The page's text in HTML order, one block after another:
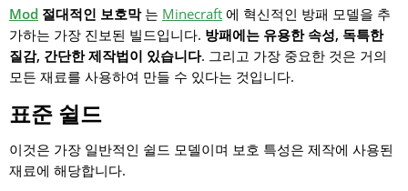
Mod 절대적인 보호막는 Minecraft 에 혁신적인 방패 모델을 추
가하는 가장 진보된 빌드입니다. 방패에는 유용한 속성, 독특한
질감, 간단한 제작법이 있습니다. 그리고 가장 중요한 것은 거의
모든 재료를 사용하여 만들 수 있다는 것입니다.
표준 쉴드
이것은 가장 일반적인 쉴드 모델이며 보호 특성은 제작에 사용된
재료에 해당합니다.